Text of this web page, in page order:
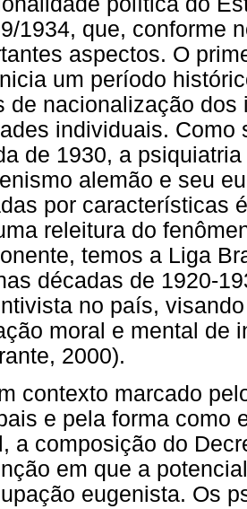
1934, que, conforme
aspectos. O
um período
de nacionalização
individuais.
de 1930, a
alemão e seu
por características
releitura do
temos a Liga
décadas de 1920-
no país,
moral e mental de
2000).
contexto marcado
e pela forma como
a composição do
em que a
eugenista. Os